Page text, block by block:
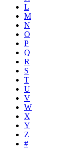
L
M
N
O
P
Q
R
S
T
U
V
W
X
Y
Z
#